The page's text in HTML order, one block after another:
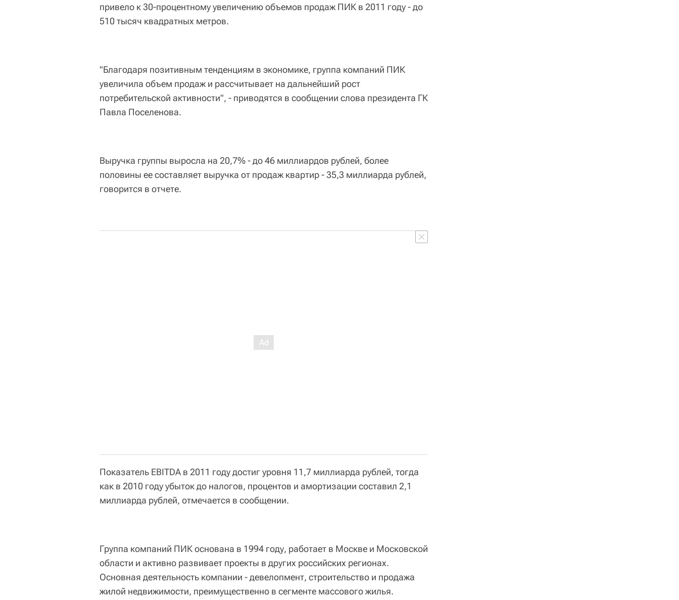
привело к 30-процентному увеличению объемов продаж ПИК в 2011 году - до
510 тысяч квадратных метров.
"Благодаря позитивным тенденциям в экономике, группа компаний ПИК
увеличила объем продаж и рассчитывает на дальнейший рост
потребительской активности", - приводятся в сообщении слова президента ГК
Павла Поселенова.
Выручка группы выросла на 20,7% - до 46 миллиардов рублей, более
половины ее составляет выручка от продаж квартир - 35,3 миллиарда рублей,
говорится в отчете.
Показатель EBITDA в 2011 году достиг уровня 11,7 миллиарда рублей, тогда
как в 2010 году убыток до налогов, процентов и амортизации составил 2,1
миллиарда рублей, отмечается в сообщении.
Группа компаний ПИК основана в 1994 году, работает в Москве и Московской
области и активно развивает проекты в других российских регионах.
Основная деятельность компании - девелопмент, строительство и продажа
жилой недвижимости, преимущественно в сегменте массового жилья.